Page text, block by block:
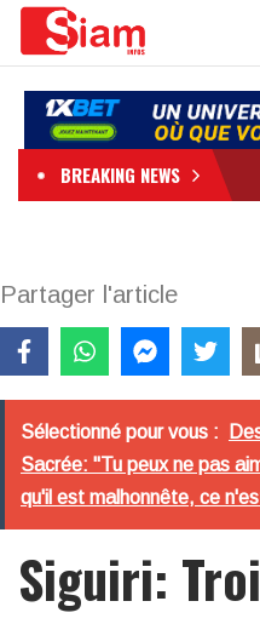
BREAKING NEWS
Partager l'article
Sélectionné pour vous :
Sacrée: "Tu peux ne pas
qu'il est malhonnête, ce
Siguiri: